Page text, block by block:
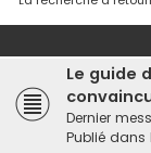
Le guide
Dernier
Publié dans